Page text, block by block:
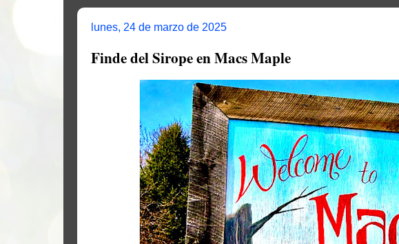
lunes, 24 de marzo de 2025
Finde del Sirope en Macs Maple